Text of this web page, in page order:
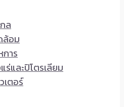
ล
ล้อม
าร
ร่และปิโตรเลียม
เตอร์